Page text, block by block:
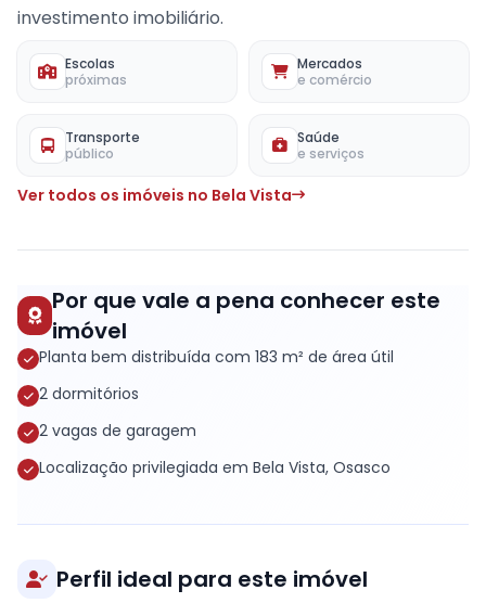
investimento imobiliário.
Escolas
próximas
Mercados
e comércio
Transporte
público
Saúde
e serviços
Ver todos os imóveis no Bela Vista
Por que vale a pena conhecer este
imóvel
Planta bem distribuída com 183 m² de área útil
2 dormitórios
2 vagas de garagem
Localização privilegiada em Bela Vista, Osasco
Perfil ideal para este imóvel